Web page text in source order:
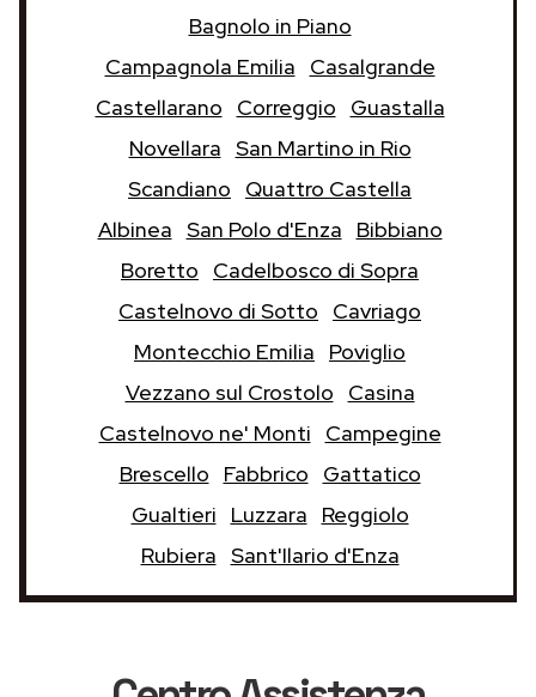
Bagnolo in Piano
Campagnola Emilia
Casalgrande
Castellarano
Correggio
Guastalla
Novellara San Martino in Rio
Scandiano
Quattro Castella
Albinea San Polo d'Enza
Bibbiano
Boretto
Cadelbosco di Sopra
Castelnovo di Sotto
Cavriago
Montecchio Emilia
Poviglio
Vezzano sul Crostolo
Casina
Castelnovo ne' Monti
Campegine
Brescello
Fabbrico
Gattatico
Gualtieri
Luzzara
Reggiolo
Rubiera Sant'Ilario d'Enza